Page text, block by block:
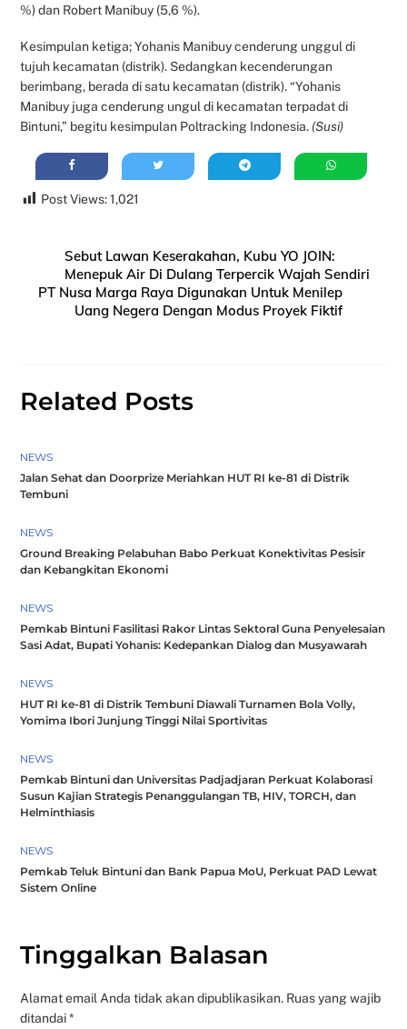
%) dan Robert Manibuy (5,6 %).
Kesimpulan ketiga; Yohanis Manibuy cenderung unggul di
tujuh kecamatan (distrik). Sedangkan kecenderungan
berimbang, berada di satu kecamatan (distrik). “Yohanis
Manibuy juga cenderung ungul di kecamatan terpadat di
Bintuni,” begitu kesimpulan Poltracking Indonesia. (Susi)
Post Views: 1,021
Sebut Lawan Keserakahan, Kubu YO JOIN:
Menepuk Air Di Dulang Terpercik Wajah Sendiri
PT Nusa Marga Raya Digunakan Untuk Menilep
Uang Negera Dengan Modus Proyek Fiktif
Related Posts
NEWS
Jalan Sehat dan Doorprize Meriahkan HUT RI ke-81 di Distrik
Tembuni
NEWS
Ground Breaking Pelabuhan Babo Perkuat Konektivitas Pesisir
dan Kebangkitan Ekonomi
NEWS
Pemkab Bintuni Fasilitasi Rakor Lintas Sektoral Guna Penyelesaian
Sasi Adat, Bupati Yohanis: Kedepankan Dialog dan Musyawarah
NEWS
HUT RI ke-81 di Distrik Tembuni Diawali Turnamen Bola Volly,
Yomima Ibori Junjung Tinggi Nilai Sportivitas
NEWS
Pemkab Bintuni dan Universitas Padjadjaran Perkuat Kolaborasi
Susun Kajian Strategis Penanggulangan TB, HIV, TORCH, dan
Helminthiasis
NEWS
Pemkab Teluk Bintuni dan Bank Papua MoU, Perkuat PAD Lewat
Sistem Online
Tinggalkan Balasan
Alamat email Anda tidak akan dipublikasikan. Ruas yang wajib
ditandai*